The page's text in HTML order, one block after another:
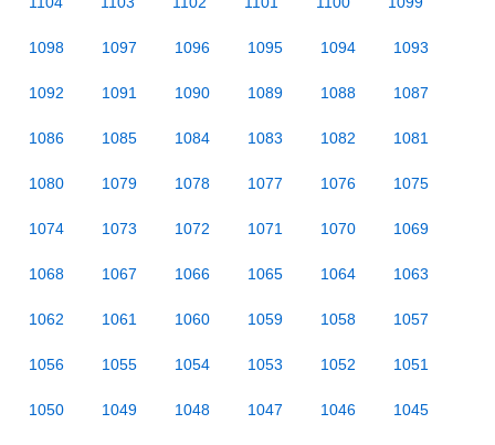
1098 1097 1096 1095 1094 1093
1092 1091 1090 1089 1088 1087
1086 1085 1084 1083 1082 1081
1080 1079 1078 1077 1076 1075
1074 1073 1072 1071 1070 1069
1068 1067 1066 1065 1064 1063
1062 1061 1060 1059 1058 1057
1056 1055 1054 1053 1052 1051
1050 1049 1048 1047 1046 1045